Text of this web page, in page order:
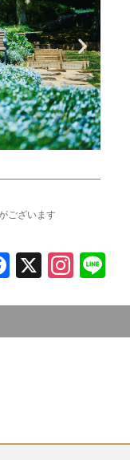
ございます
F
e
k
X In
gr